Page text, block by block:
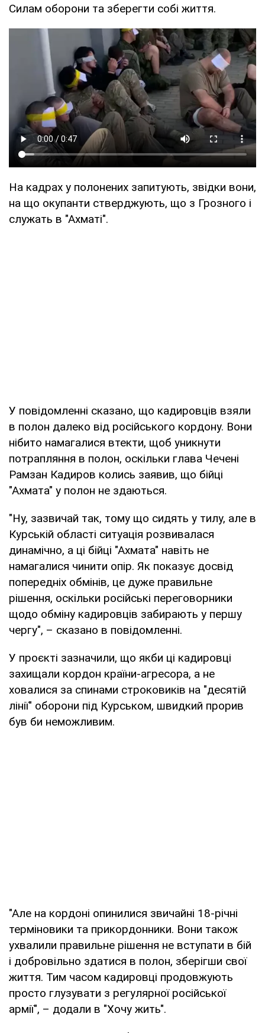
Силам оборони та зберегти собі життя.
На кадрах у полонених запитують, звідки вони,
на що окупанти стверджують, що з Грозного і
служать в "Ахматі".
У повідомленні сказано, що кадировців взяли
в полон далеко від російського кордону. Вони
нібито намагалися втекти, щоб уникнути
потрапляння в полон, оскільки глава Чечені
Рамзан Кадиров колись заявив, що бійці
"Ахмата" у полон не здаються.
"Ну, зазвичай так, тому що сидять у тилу, але в
Курській області ситуація розвивалася
динамічно, а ці бійці "Ахмата" навіть не
намагалися чинити опір. Як показує досвід
попередніх обмінів, це дуже правильне
рішення, оскільки російські переговорники
щодо обміну кадировців забирають у першу
чергу", – сказано в повідомленні.
У проєкті зазначили, що якби ці кадировці
захищали кордон країни-агресора, а не
ховалися за спинами строковиків на "десятій
лінії" оборони під Курськом, швидкий прорив
був би неможливим.
"Але на кордоні опинилися звичайні 18-річні
терміновики та прикордонники. Вони також
ухвалили правильне рішення не вступати в бій
і добровільно здатися в полон, зберігши свої
життя. Тим часом кадировці продовжують
просто глузувати з регулярної російської
армії", – додали в "Хочу жить".